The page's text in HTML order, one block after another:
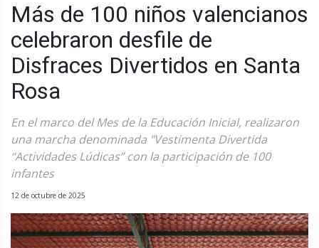
Más de 100 niños valencianos
celebraron desfile de
Disfraces Divertidos en Santa
Rosa
En el marco del Mes de la Educación Inicial, realizaron
una marcha denominada "Vestimenta Divertida
“Actividades Lúdicas” con la participación de 100
infantes
12 de octubre de 2025